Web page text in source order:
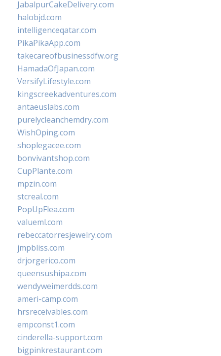
JabalpurCakeDelivery.com
halobjd.com
intelligenceqatar.com
PikaPikaApp.com
takecareofbusinessdfw.org
HamadaOfJapan.com
VersifyLifestyle.com
kingscreekadventures.com
antaeuslabs.com
purelycleanchemdry.com
WishOping.com
shoplegacee.com
bonvivantshop.com
CupPlante.com
mpzin.com
stcreal.com
PopUpFlea.com
valueml.com
rebeccatorresjewelry.com
jmpbliss.com
drjorgerico.com
queensushipa.com
wendyweimerdds.com
ameri-camp.com
hrsreceivables.com
empconst1.com
cinderella-support.com
bigpinkrestaurant.com